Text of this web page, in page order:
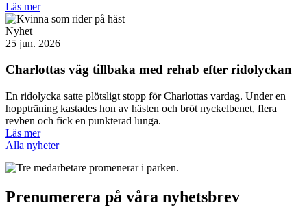
Läs mer
Nyhet
25 jun. 2026
Charlottas väg tillbaka med rehab efter ridolyckan
En ridolycka satte plötsligt stopp för Charlottas vardag. Under en
hoppträning kastades hon av hästen och bröt nyckelbenet, flera
revben och fick en punkterad lunga.
Läs mer
Alla nyheter
Prenumerera på våra nyhetsbrev